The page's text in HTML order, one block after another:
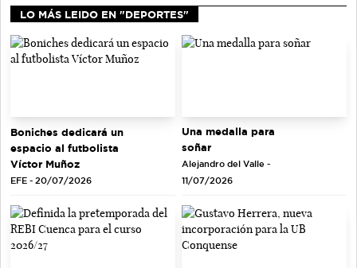
LO MÁS LEIDO EN "DEPORTES"
Boniches dedicará un
espacio al futbolista
Víctor Muñoz
EFE - 20/07/2026
Una medalla para
soñar
Alejandro del Valle -
11/07/2026